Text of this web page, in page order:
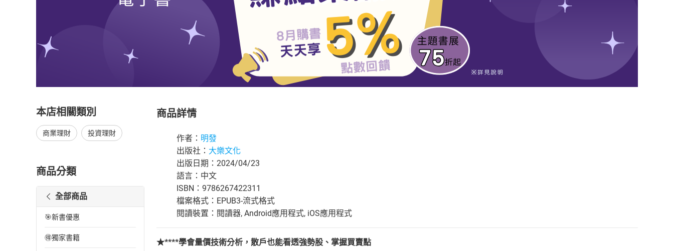
本店相關類別
商業理財 投資理財
商品分類
全部商品
🎯新書優惠
🉐獨家書籍
商品詳情
作者： 明發
出版社： 大樂文化
出版日期：2024/04/23
語言：中文
ISBN：9786267422311
檔案格式：EPUB3-流式格式
閱讀裝置：閱讀器, Android應用程式, iOS應用程式
★****學會量價技術分析，散戶也能看透強勢股、掌握買賣點